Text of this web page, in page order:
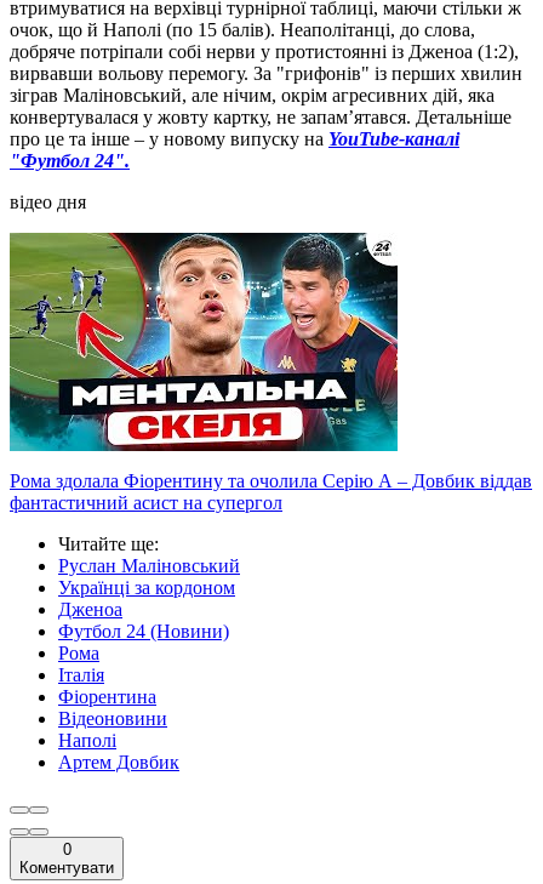
втримуватися на верхівці турнірної таблиці, маючи стільки ж
очок, що й Наполі (по 15 балів). Неаполітанці, до слова,
добряче потріпали собі нерви у протистоянні із Дженоа (1:2),
вирвавши вольову перемогу. За "грифонів" із перших хвилин
зіграв Маліновський, але нічим, окрім агресивних дій, яка
конвертувалася у жовту картку, не запам’ятався. Детальніше
про це та інше – у новому випуску на YouTube-каналі
"Футбол 24".
відео дня
Рома здолала Фіорентину та очолила Серію А – Довбик віддав
фантастичний асист на супергол
Читайте ще:
Руслан Маліновський
Українці за кордоном
Дженоа
Футбол 24 (Новини)
Рома
Італія
Фіорентина
Відеоновини
Наполі
Артем Довбик
0
Коментувати